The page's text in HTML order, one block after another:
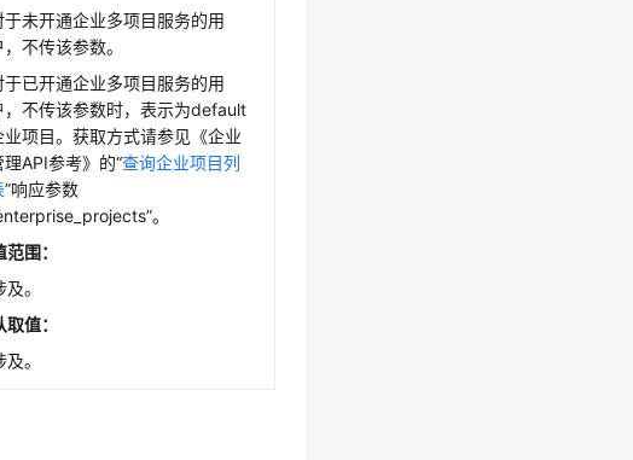
于未开通企业多项目服务的用
，不传该参数。
于已开通企业多项目服务的用
，不传该参数时，表示为default
业项目。获取方式请参见《企业
理API参考》的“查询企业项目列
”响应参数
。
围：
。
值：
。